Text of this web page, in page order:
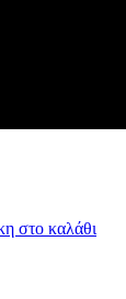
στο καλάθι